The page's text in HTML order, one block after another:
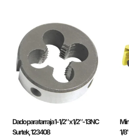
Dado para tarraja 1-1/2″ x 1/2″-13NC
Surtek, 123408
1/